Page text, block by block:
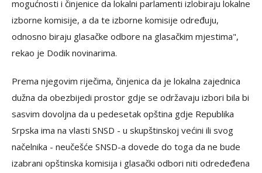
mogućnosti i činjenice da lokalni parlamenti izlobiraju lokalne
izborne komisije, a da te izborne komisije određuju,
odnosno biraju glasačke odbore na glasačkim mjestima",
rekao je Dodik novinarima.
Prema njegovim riječima, činjenica da je lokalna zajednica
dužna da obezbijedi prostor gdje se održavaju izbori bila bi
sasvim dovoljna da u pedesetak opština gdje Republika
Srpska ima na vlasti SNSD - u skupštinskoj većini ili svog
načelnika - neučešće SNSD-a dovede do toga da ne bude
izabrani opštinska komisija i glasački odbori niti odredeđena